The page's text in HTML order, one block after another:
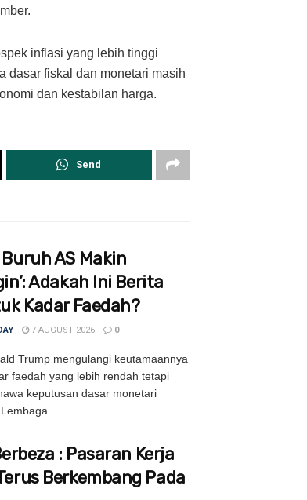
inflasi yang lebih tinggi
dasar fiskal dan monetari masih
dan kestabilan harga.
Send
AS Makin
Adakah Ini Berita
Kadar Faedah?
7 AUGUST 2026 0
Trump mengulangi keutamaannya
faedah yang lebih rendah tetapi
keputusan dasar monetari
: Pasaran Kerja
Berkembang Pada